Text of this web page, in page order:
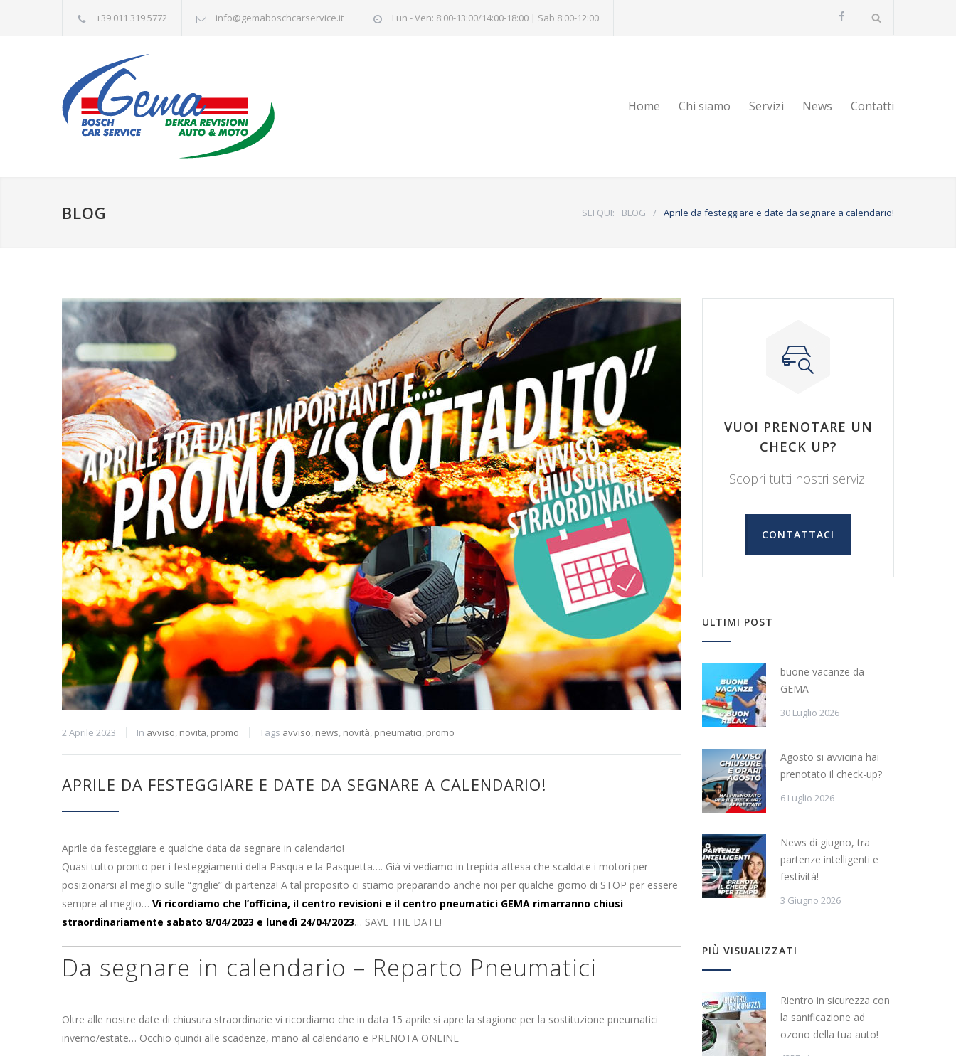
+39 011 319 5772 info@gemaboschcarservice.it Lun - Ven: 8:00-13:00/14:00-18:00 | Sab 8:00-12:00
Home Chi siamo Servizi News Contatti
BLOG SEI QUI: BLOG / Aprile da festeggiare e date da segnare a calendario!
2 Aprile 2023 In avviso, novita, promo Tags avviso, news, novità, pneumatici, promo
APRILE DA FESTEGGIARE E DATE DA SEGNARE A CALENDARIO!
Aprile da festeggiare e qualche data da segnare in calendario!
Quasi tutto pronto per i festeggiamenti della Pasqua e la Pasquetta…. Già vi vediamo in trepida attesa che scaldate i motori per
posizionarsi al meglio sulle “griglie” di partenza! A tal proposito ci stiamo preparando anche noi per qualche giorno di STOP per essere
sempre al meglio… Vi ricordiamo che l’officina, il centro revisioni e il centro pneumatici GEMA rimarranno chiusi
straordinariamente sabato 8/04/2023 e lunedì 24/04/2023… SAVE THE DATE!
Da segnare in calendario – Reparto Pneumatici
Oltre alle nostre date di chiusura straordinarie vi ricordiamo che in data 15 aprile si apre la stagione per la sostituzione pneumatici
inverno/estate… Occhio quindi alle scadenze, mano al calendario e PRENOTA ONLINE
VUOI PRENOTARE UN
CHECK UP?
Scopri tutti nostri servizi
CONTATTACI
ULTIMI POST
buone vacanze da
GEMA
30 Luglio 2026
Agosto si avvicina hai
prenotato il check-up?
6 Luglio 2026
News di giugno, tra
partenze intelligenti e
festività!
3 Giugno 2026
PIÙ VISUALIZZATI
Rientro in sicurezza con
la sanificazione ad
ozono della tua auto!